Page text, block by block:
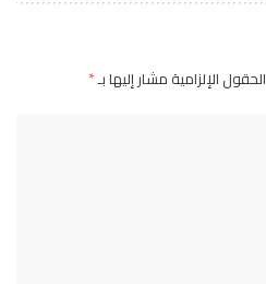
الحقول الإلزامية مشار إليها بـ*